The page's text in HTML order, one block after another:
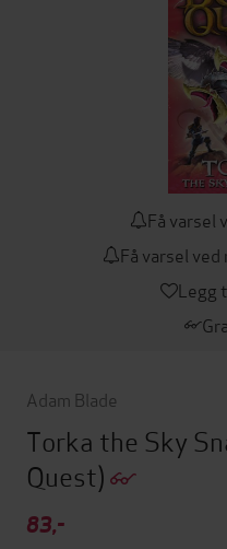
Få varsel
Få varsel
Legg
Adam Blade
Torka the Sky
Quest)
83,-